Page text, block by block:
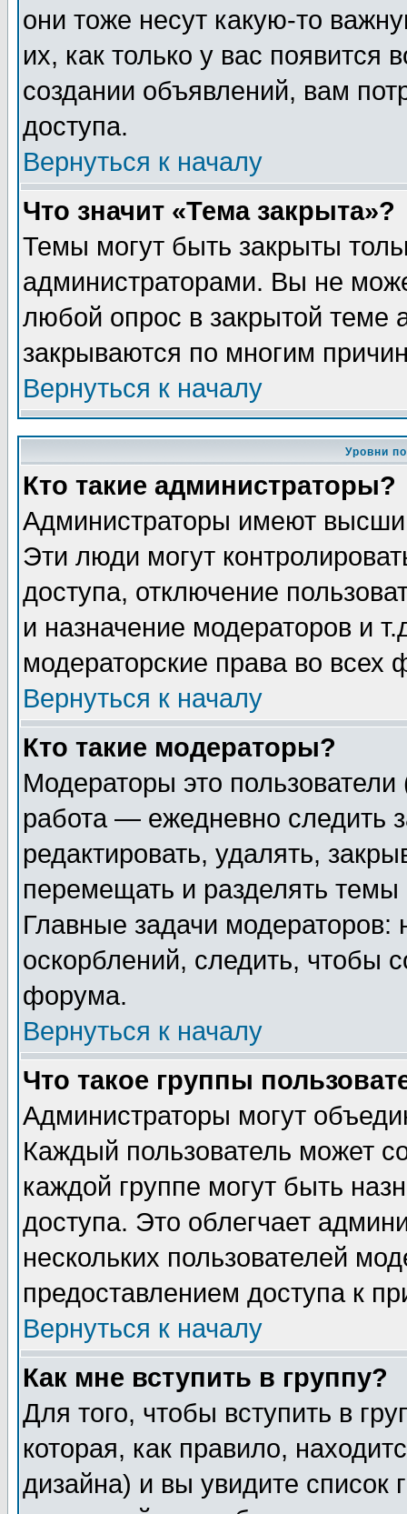
они тоже несут какую-то
их, как только у вас появится
создании объявлений, вам
доступа.
Вернуться к началу
Что значит «Тема закрыта»?
Темы могут быть закрыты
администраторами. Вы не
любой опрос в закрытой теме
закрываются по многим
Вернуться к началу
Уровни
Кто такие администраторы?
Администраторы имеют
Эти люди могут
доступа, отключение
и назначение модераторов и
модераторские права во всех
Вернуться к началу
Кто такие модераторы?
Модераторы это
работа — ежедневно следить
редактировать, удалять,
перемещать и разделять
Главные задачи
оскорблений, следить, чтобы
форума.
Вернуться к началу
Что такое группы
Администраторы могут
Каждый пользователь может
каждой группе могут быть
доступа. Это облегчает
нескольких пользователей
предоставлением доступа к
Вернуться к началу
Как мне вступить в группу?
Для того, чтобы вступить в
которая, как правило,
дизайна) и вы увидите список